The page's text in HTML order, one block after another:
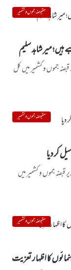
مقبوضہ جموں و کشمیر
میر شاہد سلیم
جموں و کشمیر میں کل
مقبوضہ جموں و کشمیر
کر دیا
قبضہ جموں و کشمیر میں
مقبوضہ جموں و کشمیر
کا اظہار تعزیت